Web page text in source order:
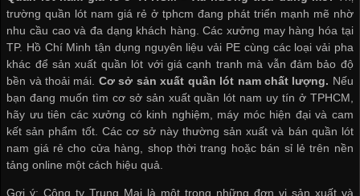
trườngquần lót nam giá rẻ ở tphcm đang phát triển mạnh mẽ nhờ
nhu cầu cao và đa dạng khách hàng. Các xưởng may hàng hóa tại
TP. Hồ Chí Minh tận dụng nguyên liệu vải PE cùng các loại vải pha
khác để sản xuất quần lót với giá cạnh tranh mà vẫn đảm bảo độ
bền và thoải mái. Cơ sở sản xuất quần lót nam chất lượng. Nếu
bạn đang muốn tìm cơ sở sản xuất quần lót nam uy tín ở TPHCM,
hãy ưu tiên các xưởng có kinh nghiệm, máy móc hiện đại và cam
kết sản phẩm tốt. Các cơ sở này thường sản xuất và bán quần lót
nam giá rẻ cho cửa hàng, shop thời trang hoặc bán sỉ lẻ trên nền
tảng online một cách hiệu quả.
Gợi ý: Công ty Trung Mai là một trong những đơn vị sản xuất và